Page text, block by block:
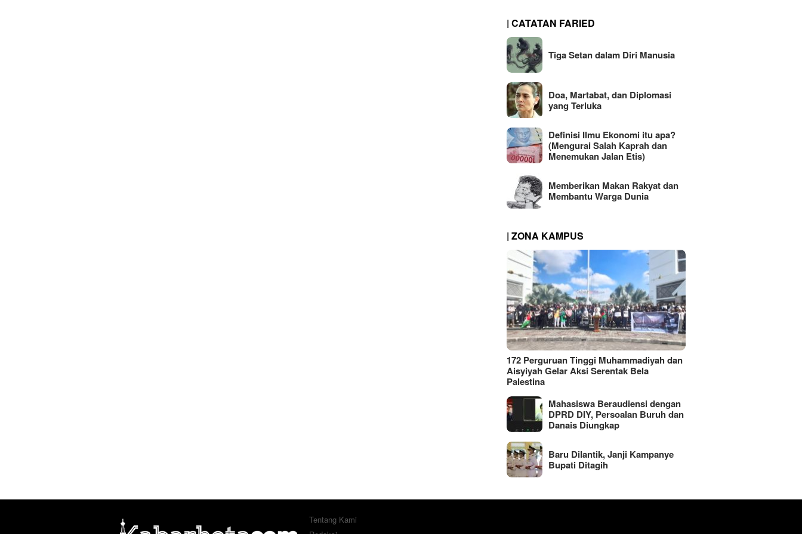
| CATATAN FARIED
Tiga Setan dalam Diri Manusia
Doa, Martabat, dan Diplomasi
yang Terluka
Definisi Ilmu Ekonomi itu apa?
(Mengurai Salah Kaprah dan
Menemukan Jalan Etis)
Memberikan Makan Rakyat dan
Membantu Warga Dunia
| ZONA KAMPUS
172 Perguruan Tinggi Muhammadiyah dan
Aisyiyah Gelar Aksi Serentak Bela
Palestina
Mahasiswa Beraudiensi dengan
DPRD DIY, Persoalan Buruh dan
Danais Diungkap
Baru Dilantik, Janji Kampanye
Bupati Ditagih
Tentang Kami